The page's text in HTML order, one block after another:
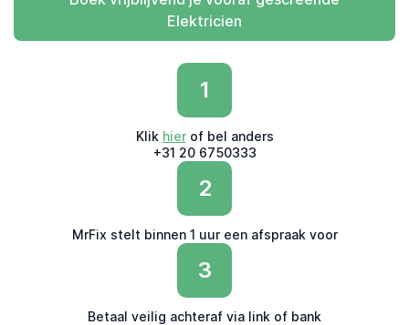
Elektricien
1
Klik hierof bel anders
+31 20 6750333
2
MrFix stelt binnen 1 uur een afspraak voor
3
Betaal veilig achteraf via link of bank